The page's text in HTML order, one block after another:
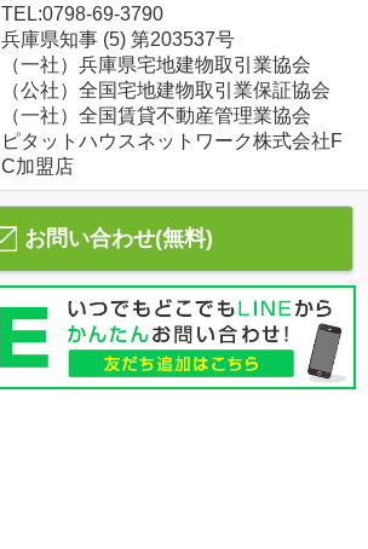
TEL:0798-69-3790
兵庫県知事 (5) 第203537号
（一社）兵庫県宅地建物取引業協会
（公社）全国宅地建物取引業保証協会
（一社）全国賃貸不動産管理業協会
ピタットハウスネットワーク株式会社F
C加盟店
お問い合わせ(無料)